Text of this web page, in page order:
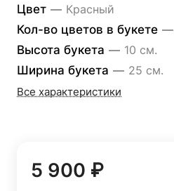
Цвет — Красный
Кол-во цветов в букете —
Высота букета — 10 см.
Ширина букета — 25 см.
Все характеристики
5 900 ₽